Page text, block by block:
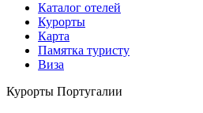
Каталог отелей
Курорты
Карта
Памятка туристу
Виза
Курорты Португалии